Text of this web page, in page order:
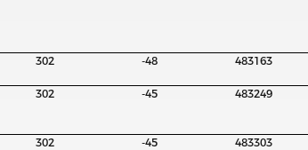
302 -48 483163
302 -45 483249
302 -45 483303